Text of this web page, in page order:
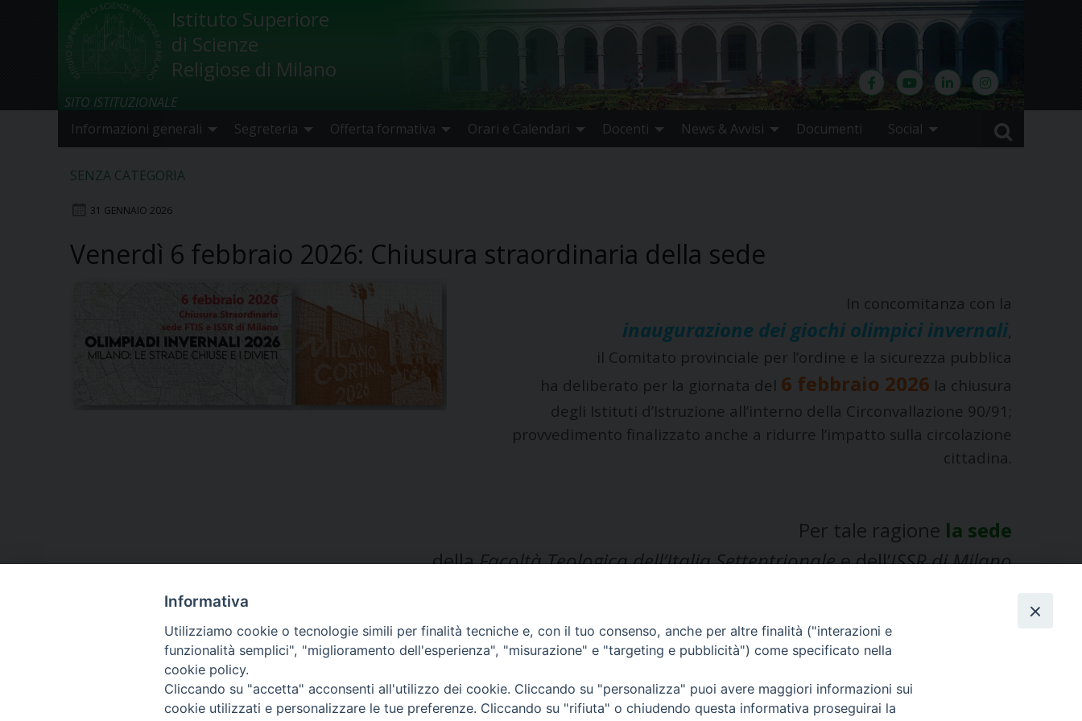
Istituto Superiore
di Scienze
Religiose di Milano
SITO ISTITUZIONALE
Informazioni generali
Segreteria Offerta formativa Orari e Calendari Docenti News & Avvisi Documenti Social
SENZA CATEGORIA
31 GENNAIO 2026
Venerdì 6 febbraio 2026: Chiusura straordinaria della sede
In concomitanza con la
inaugurazione dei giochi olimpici invernali,
il Comitato provinciale per l’ordine e la sicurezza pubblica
ha deliberato per la giornata del 6 febbraio 2026 la chiusura
degli Istituti d’Istruzione all’interno della Circonvallazione 90/91;
provvedimento finalizzato anche a ridurre l’impatto sulla circolazione
cittadina.
Per tale ragione la sede
dellaFacoltà Teologica dell’Italia Settentrionalee dell’ISSR di Milano
Informativa
Utilizziamo cookie o tecnologie simili per finalità tecniche e, con il tuo consenso, anche per altre finalità ("interazioni e
funzionalità semplici", "miglioramento dell'esperienza", "misurazione" e "targeting e pubblicità") come specificato nella
cookie policy.
Cliccando su "accetta" acconsenti all'utilizzo dei cookie. Cliccando su "personalizza" puoi avere maggiori informazioni sui
cookie utilizzati e personalizzare le tue preferenze. Cliccando su "rifiuta" o chiudendo questa informativa proseguirai la